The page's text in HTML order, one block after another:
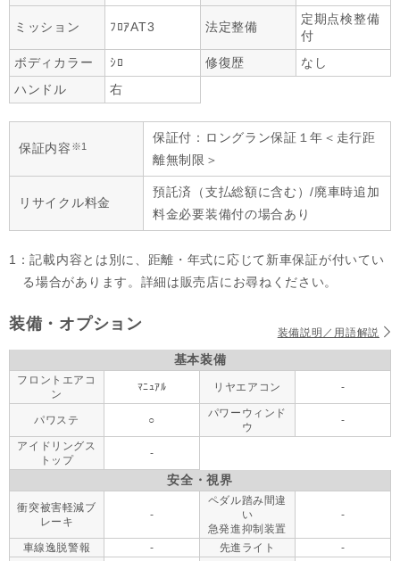
ミッション ﾌﾛｱAT3 法定整備
定期点検整備
付
ボディカラー
ｼﾛ 修復歴
なし
ハンドル
右
保証内容 ※1
保証付：ロングラン保証１年＜走行距
離無制限＞
リサイクル料金
預託済（支払総額に含む）/廃車時追加
料金必要装備付の場合あり
1：記載内容とは別に、距離・年式に応じて新車保証が付いてい
る場合があります。詳細は販売店にお尋ねください。
装備・オプション 装備説明／用語解説
基本装備
フロントエアコ
ン
ﾏﾆｭｱﾙ リヤエアコン -
パワステ ○
パワーウィンド
ウ
-
アイドリングス
トップ
-
安全・視界
衝突被害軽減ブ
レーキ
-
ペダル踏み間違
い
急発進抑制装置
-
車線逸脱警報 - 先進ライト
-